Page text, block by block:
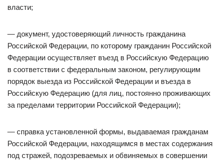
власти;
— документ, удостоверяющий личность гражданина
Российской Федерации, по которому гражданин Российской
Федерации осуществляет въезд в Российскую Федерацию
в соответствии с федеральным законом, регулирующим
порядок выезда из Российской Федерации и въезда в
Российскую Федерацию (для лиц, постоянно проживающих
за пределами территории Российской Федерации);
— справка установленной формы, выдаваемая гражданам
Российской Федерации, находящимся в местах содержания
под стражей, подозреваемых и обвиняемых в совершении